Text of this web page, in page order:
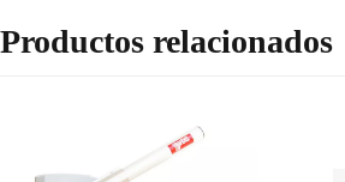
Productos relacionados